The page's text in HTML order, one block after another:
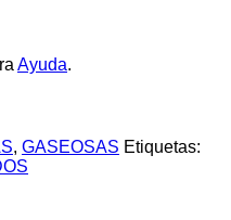
Ayuda.
, GASEOSAS Etiquetas: